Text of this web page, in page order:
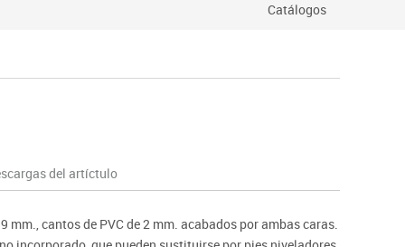
Catálogos
del artíctulo
cantos de PVC de 2 mm. acabados por ambas caras.